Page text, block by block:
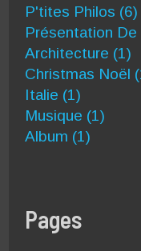
P'tites Philos (6)
Présentation
Architecture (1)
Christmas Noël
Italie (1)
Musique (1)
Album (1)
Pages